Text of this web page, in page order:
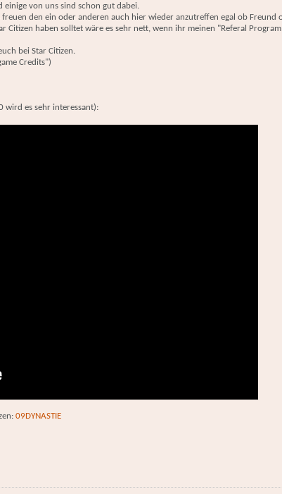
einige von uns sind schon gut dabei.
den ein oder anderen auch hier wieder anzutreffen egal ob Freund
haben solltet wäre es sehr nett, wenn ihr meinen "Referal Program
bei Star Citizen.
Credits")
wird es sehr interessant):
09DYNASTIE